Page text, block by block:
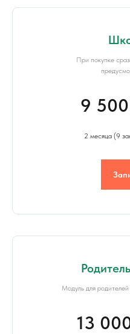
При покупке
9
2 месяца (9
Модуль для
13